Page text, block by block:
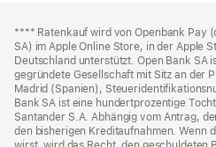
Fußnote
**** Ratenkauf wird von Openbank Pay
SA) im Apple Online Store, in der Apple
Deutschland unterstützt. Open Bank SA
gegründete Gesellschaft mit Sitz an der
Madrid (Spanien),
Bank SA ist eine hundertprozentige
Santander S.A. Abhängig vom Antrag,
den bisherigen Kreditaufnahmen. Wenn